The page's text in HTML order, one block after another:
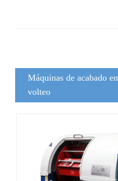
Máquinas de acabado
volteo